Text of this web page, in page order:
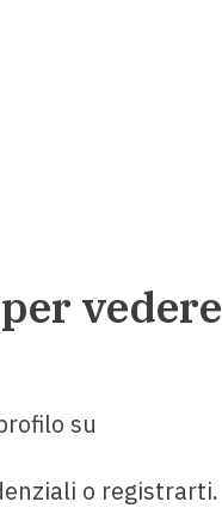
vedere
su
o registrarti.